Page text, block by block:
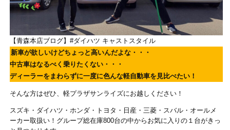
【青森本店ブログ】#ダイハツ キャストスタイル
新車が欲しいけどちょっと高いんだよな・・・
中古車はなるべく乗りたくない・・・
ディーラーをまわらずに一度に色んな軽自動車を見比べたい！
そんな方はぜひ、軽プラザサンライズにお越しください！
スズキ・ダイハツ・ホンダ・トヨタ・日産・三菱・スバル・オールメ
ーカー取扱い！グループ総在庫800台の中からお気に入りの１台がきっ